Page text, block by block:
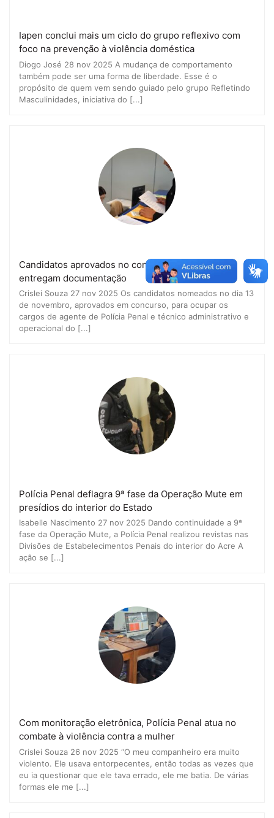
Iapen conclui mais um ciclo do grupo reflexivo com
foco na prevenção à violência doméstica
Diogo José 28 nov 2025 A mudança de comportamento
também pode ser uma forma de liberdade. Esse é o
propósito de quem vem sendo guiado pelo grupo Refletindo
Masculinidades, iniciativa do [...]
Candidatos aprovados no concurso do Iapen
entregam documentação
Crislei Souza 27 nov 2025 Os candidatos nomeados no dia 13
de novembro, aprovados em concurso, para ocupar os
cargos de agente de Polícia Penal e técnico administrativo e
operacional do [...]
Polícia Penal deflagra 9ª fase da Operação Mute em
presídios do interior do Estado
Isabelle Nascimento 27 nov 2025 Dando continuidade a 9ª
fase da Operação Mute, a Polícia Penal realizou revistas nas
Divisões de Estabelecimentos Penais do interior do Acre A
ação se [...]
Com monitoração eletrônica, Polícia Penal atua no
combate à violência contra a mulher
Crislei Souza 26 nov 2025 “O meu companheiro era muito
violento. Ele usava entorpecentes, então todas as vezes que
eu ia questionar que ele tava errado, ele me batia. De várias
formas ele me [...]